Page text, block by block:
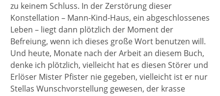
zu keinem Schluss. In der Zerstörung dieser
Konstellation – Mann-Kind-Haus, ein abgeschlossenes
Leben – liegt dann plötzlich der Moment der
Befreiung, wenn ich dieses große Wort benutzen will.
Und heute, Monate nach der Arbeit an diesem Buch,
denke ich plötzlich, vielleicht hat es diesen Störer und
Erlöser Mister Pfister nie gegeben, vielleicht ist er nur
Stellas Wunschvorstellung gewesen, der krasse